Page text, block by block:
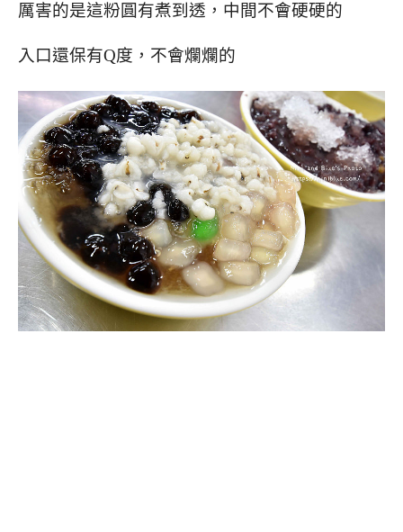
厲害的是這粉圓有煮到透，中間不會硬硬的
入口還保有Q度，不會爛爛的